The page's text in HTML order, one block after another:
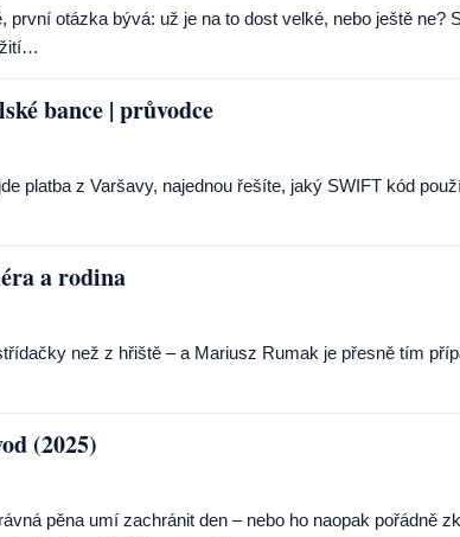
otázka bývá: už je na to dost velké, nebo ještě ne?
bance | průvodce
platba z Varšavy, najednou řešíte, jaký SWIFT kód
a rodina
než z hřiště – a Mariusz Rumak je přesně tím
(2025)
pěna umí zachránit den – nebo ho naopak pořádně